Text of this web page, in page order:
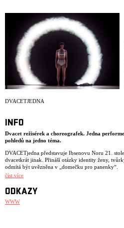
DVACETJEDNA
INFO
Dvacet režisérek a choreografek. Jedna
pohledů na jedno téma.
DVACETjedna představuje Ibsenovu Noru 21.
dvacetkrát jinak. Přináší otázky identity ženy,
odmítá být uvězněna v „domečku pro panenky“.
Režisérky z Prahy, Nairobi i Ukrajiny vnášejí do
rezonuje v jejich kulturním prostředí a umělecké
Výchozím bodem jsou omezení, která ženy v
číst více
ODKAZY
WWW